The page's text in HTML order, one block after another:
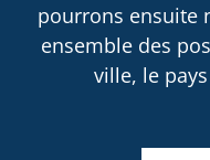
pourrons ensuite
ensemble des
ville, le